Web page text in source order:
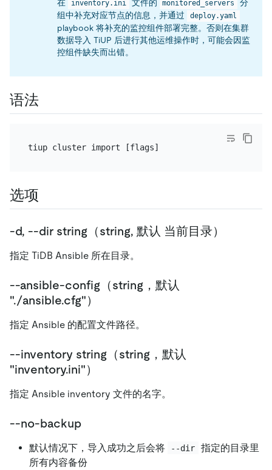
在
inventory.ini 文件的 monitored_servers
分
组中补充对应节点的信息，并通过
deploy.yaml
playbook 将补充的监控组件部署完整。否则在集群
数据导入 TiUP 后进行其他运维操作时，可能会因监
控组件缺失而出错。
语法
选项
-d, --dir string（string, 默认 当前目录）
指定 TiDB Ansible 所在目录。
--ansible-config（string，默认
"./ansible.cfg"）
指定 Ansible 的配置文件路径。
--inventory string（string，默认
"inventory.ini"）
指定 Ansible inventory 文件的名字。
--no-backup
默认情况下，导入成功之后会将 --dir
指定的目录里
所有内容备份